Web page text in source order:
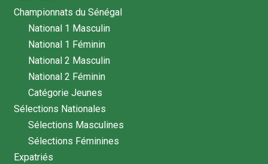
Championnats du Sénégal
National 1 Masculin
National 1 Féminin
National 2 Masculin
National 2 Féminin
Catégorie Jeunes
Sélections Nationales
Sélections Masculines
Sélections Féminines
Expatriés